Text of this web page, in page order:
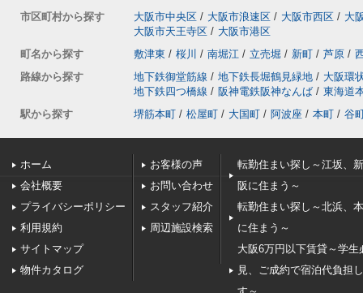
市区町村から探す 大阪市中央区 / 大阪市浪速区 / 大阪市西区 / 大
大阪市天王寺区 / 大阪市港区
町名から探す
敷津東 / 桜川 / 南堀江 / 立売堀 / 新町 / 芦原 /
路線から探す
地下鉄御堂筋線 / 地下鉄長堀鶴見緑地 / 大阪環
地下鉄四つ橋線 / 阪神電鉄阪神なんば / 東海道
駅から探す
堺筋本町 / 松屋町 / 大国町 / 阿波座 / 本町 / 谷
ホーム
会社概要
プライバシーポリシー
利用規約
サイトマップ
物件カタログ
お客様の声
お問い合わせ
スタッフ紹介
周辺施設検索
転勤住まい探し～江坂、
阪に住まう～
転勤住まい探し～北浜、
に住まう～
大阪6万円以下賃貸～学生
見、ご成約で宿泊代負担